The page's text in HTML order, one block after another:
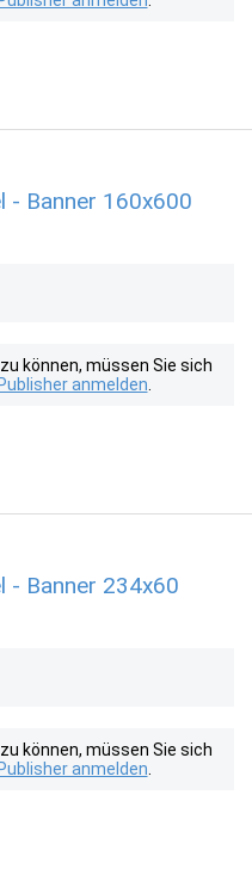
- Banner 160x600
können, müssen Sie sich
anmelden
- Banner 234x60
können, müssen Sie sich
anmelden